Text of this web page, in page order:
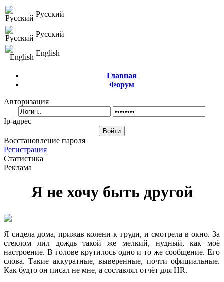
Русский
Русский
English
Главная
Форум
Авторизация
Ip-адрес
Восстановление пароля
Регистрация
Статистика
Реклама
Я не хочу быть другой
Я сидела дома, прижав колени к груди, и смотрела в окно. За
стеклом лил дождь такой же мелкий, нудный, как моё
настроение. В голове крутилось одно и то же сообщение. Его
слова. Такие аккуратные, выверенные, почти официальные.
Как будто он писал не мне, а составлял отчёт для HR.